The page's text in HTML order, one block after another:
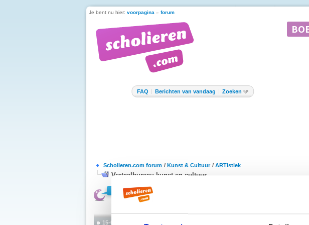
Je bent nu hier: voorpagina » forum
FAQ Berichten van vandaag Zoeken
Scholieren.com forum / Kunst & Cultuur / ARTistiek
Vertaalbureau kunst en cultuur
15-04-2022, 10:43